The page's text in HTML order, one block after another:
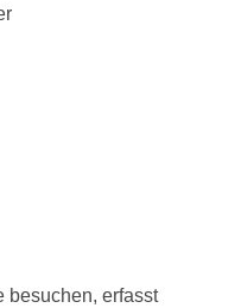
besuchen, erfasst